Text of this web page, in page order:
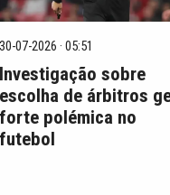
30-07-2026 · 05:51
Investigação sobre
escolha de árbitros
forte polémica no
futebol